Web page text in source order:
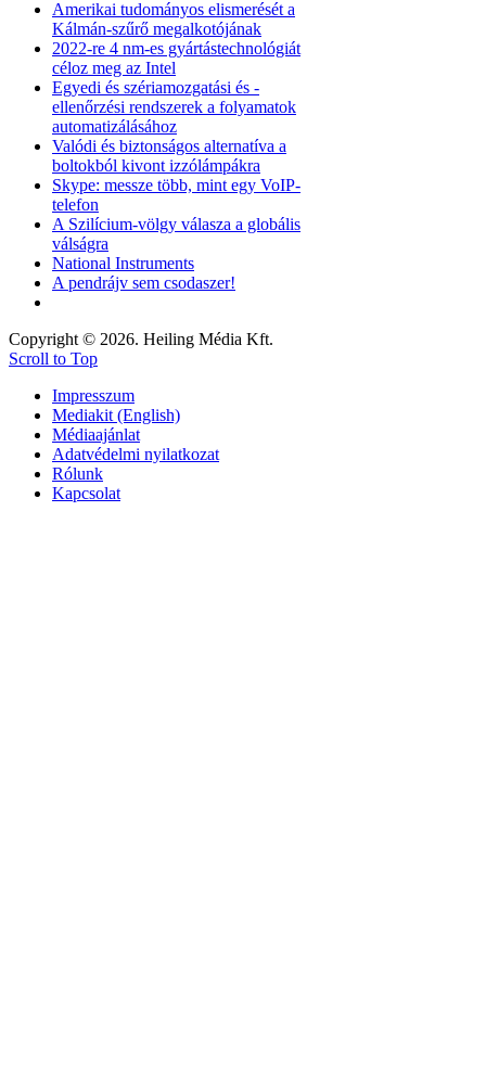
Amerikai tudományos elismerését a
Kálmán-szűrő megalkotójának
2022-re 4 nm-es gyártástechnológiát
céloz meg az Intel
Egyedi és szériamozgatási és -
ellenőrzési rendszerek a folyamatok
automatizálásához
Valódi és biztonságos alternatíva a
boltokból kivont izzólámpákra
Skype: messze több, mint egy VoIP-
telefon
A Szilícium-völgy válasza a globális
válságra
National Instruments
A pendrájv sem csodaszer!
Copyright © 2026. Heiling Média Kft.
Scroll to Top
Impresszum
Mediakit (English)
Médiaajánlat
Adatvédelmi nyilatkozat
Rólunk
Kapcsolat